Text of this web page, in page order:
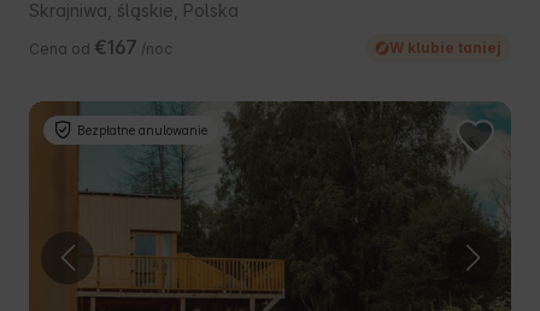
Skrajniwa, śląskie, Polska
Cena od €167 /noc W klubie taniej
Bezpłatne anulowanie